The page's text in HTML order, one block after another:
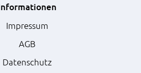
Impressum
AGB
Datenschutz